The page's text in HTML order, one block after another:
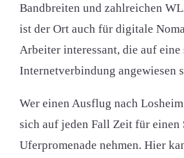
Bandbreiten und zahlreichen
ist der Ort auch für digitale
Arbeiter interessant, die auf eine
Internetverbindung angewiesen
Wer einen Ausflug nach
sich auf jeden Fall Zeit für einen
Uferpromenade nehmen. Hier